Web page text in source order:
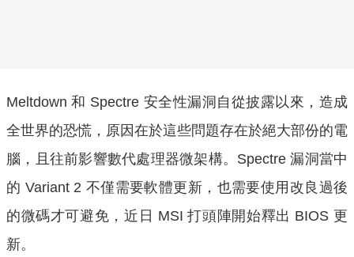
Meltdown 和 Spectre 安全性漏洞自從披露以來，造成
全世界的恐慌，原因在於這些問題存在於絕大部份的電
腦，且往前影響數代處理器微架構。Spectre 漏洞當中
的 Variant 2 不僅需要軟體更新，也需要使用改良過後
的微碼才可避免，近日 MSI 打頭陣開始釋出 BIOS 更
新。